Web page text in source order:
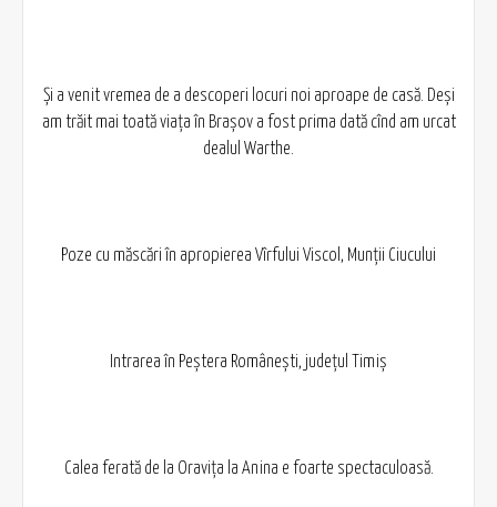
Și a venit vremea de a descoperi locuri noi aproape de casă. Deși
am trăit mai toată viața în Brașov a fost prima dată cînd am urcat
dealul Warthe.
Poze cu măscări în apropierea Vîrfului Viscol, Munții Ciucului
Intrarea în Peștera Românești, județul Timiș
Calea ferată de la Oravița la Anina e foarte spectaculoasă.